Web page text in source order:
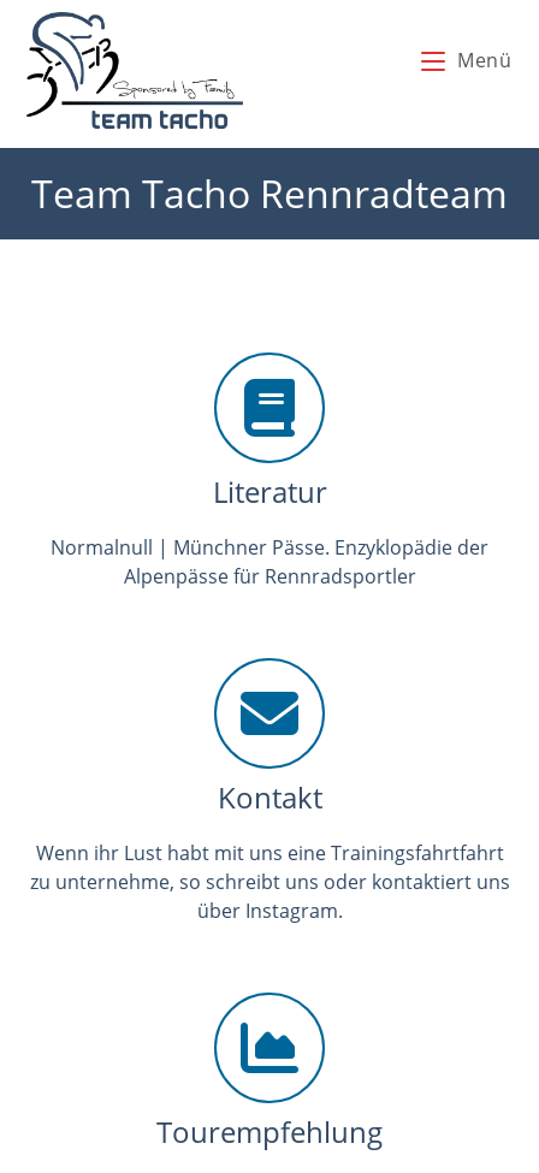
Inhalt
springen
Menü
Team Tacho Rennradteam
Literatur
Normalnull | Münchner Pässe. Enzyklopädie der
Alpenpässe für Rennradsportler
Kontakt
Wenn ihr Lust habt mit uns eine Trainingsfahrtfahrt
zu unternehme, so schreibt uns oder kontaktiert uns
über Instagram.
Tourempfehlung